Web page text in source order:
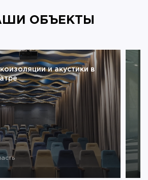
ОБЪЕКТЫ
и акустики в